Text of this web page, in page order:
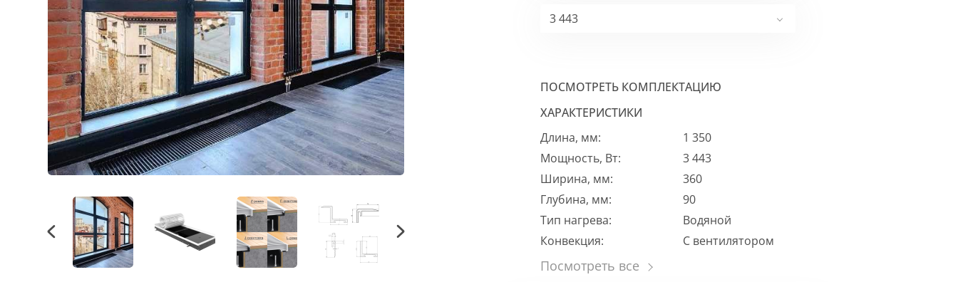
3 443
ПОСМОТРЕТЬ КОМПЛЕКТАЦИЮ
ХАРАКТЕРИСТИКИ
Длина, мм:
1 350
Мощность, Вт:
3 443
Ширина, мм:
360
Глубина, мм:
90
Тип нагрева:
Водяной
Конвекция:
С вентилятором